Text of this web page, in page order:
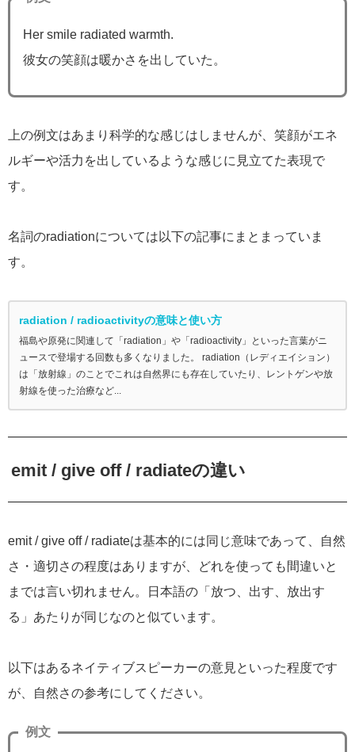
Her smile radiated warmth.
彼女の笑顔は暖かさを出していた。
上の例文はあまり科学的な感じはしませんが、笑顔がエネ
ルギーや活力を出しているような感じに見立てた表現で
す。
名詞のradiationについては以下の記事にまとまっていま
す。
radiation / radioactivityの意味と使い方
福島や原発に関連して「radiation」や「radioactivity」といった言葉がニ
ュースで登場する回数も多くなりました。 radiation（レディエイション）
は「放射線」のことでこれは自然界にも存在していたり、レントゲンや放
射線を使った治療など...
emit / give off / radiateの違い
emit / give off / radiateは基本的には同じ意味であって、自然
さ・適切さの程度はありますが、どれを使っても間違いと
までは言い切れません。日本語の「放つ、出す、放出す
る」あたりが同じなのと似ています。
以下はあるネイティブスピーカーの意見といった程度です
が、自然さの参考にしてください。
例文